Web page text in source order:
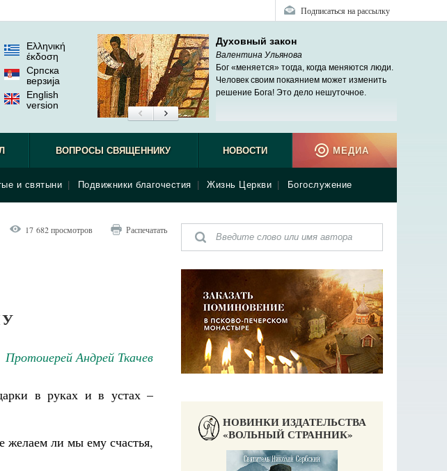
Подписаться на рассылку
Ελληνική
έκδοση
Српска
верзиjа
English
version
Духовный закон
Валентина Ульянова
Бог «меняется» тогда, когда меняются люди.
Человек своим покаянием может изменить
решение Бога! Это дело нешуточное.
и святыни Подвижники благочестия Жизнь Церкви Богослужение
ВОПРОСЫ СВЯЩЕННИКУ НОВОСТИ МЕДИА
17 682 просмотров Распечатать
Протоиерей Андрей Ткачев
в руках и в устах –
желаем ли мы ему счастья,
НОВИНКИ ИЗДАТЕЛЬСТВА
«ВОЛЬНЫЙ СТРАННИК»